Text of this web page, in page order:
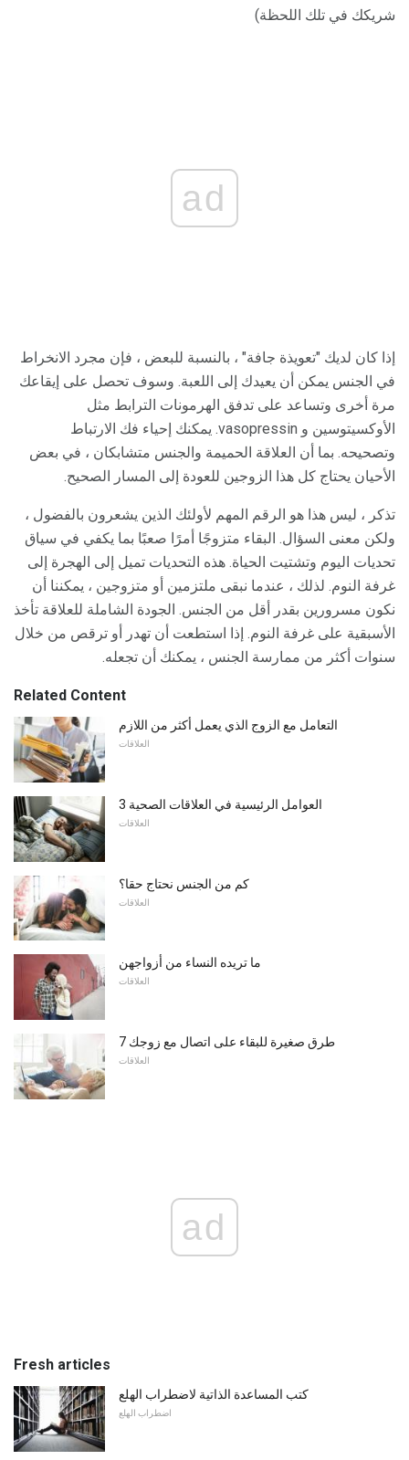
شريكك في تلك اللحظة)
ad
إذا كان لديك "تعويذة جافة" ، بالنسبة للبعض ، فإن مجرد الانخراط
في الجنس يمكن أن يعيدك إلى اللعبة. وسوف تحصل على إيقاعك
مرة أخرى وتساعد على تدفق الهرمونات الترابط مثل
الأوكسيتوسين و vasopressin. يمكنك إحياء فك الارتباط
وتصحيحه. بما أن العلاقة الحميمة والجنس متشابكان ، في بعض
الأحيان يحتاج كل هذا الزوجين للعودة إلى المسار الصحيح.
تذكر ، ليس هذا هو الرقم المهم لأولئك الذين يشعرون بالفضول ،
ولكن معنى السؤال. البقاء متزوجًا أمرًا صعبًا بما يكفي في سياق
تحديات اليوم وتشتيت الحياة. هذه التحديات تميل إلى الهجرة إلى
غرفة النوم. لذلك ، عندما نبقى ملتزمين أو متزوجين ، يمكننا أن
نكون مسرورين بقدر أقل من الجنس. الجودة الشاملة للعلاقة تأخذ
الأسبقية على غرفة النوم. إذا استطعت أن تهدر أو ترقص من خلال
سنوات أكثر من ممارسة الجنس ، يمكنك أن تجعله.
Related Content
التعامل مع الزوج الذي يعمل أكثر من اللازم
العلاقات
3 العوامل الرئيسية في العلاقات الصحية
العلاقات
كم من الجنس نحتاج حقا؟
العلاقات
ما تريده النساء من أزواجهن
العلاقات
7 طرق صغيرة للبقاء على اتصال مع زوجك
العلاقات
ad
Fresh articles
كتب المساعدة الذاتية لاضطراب الهلع
اضطراب الهلع